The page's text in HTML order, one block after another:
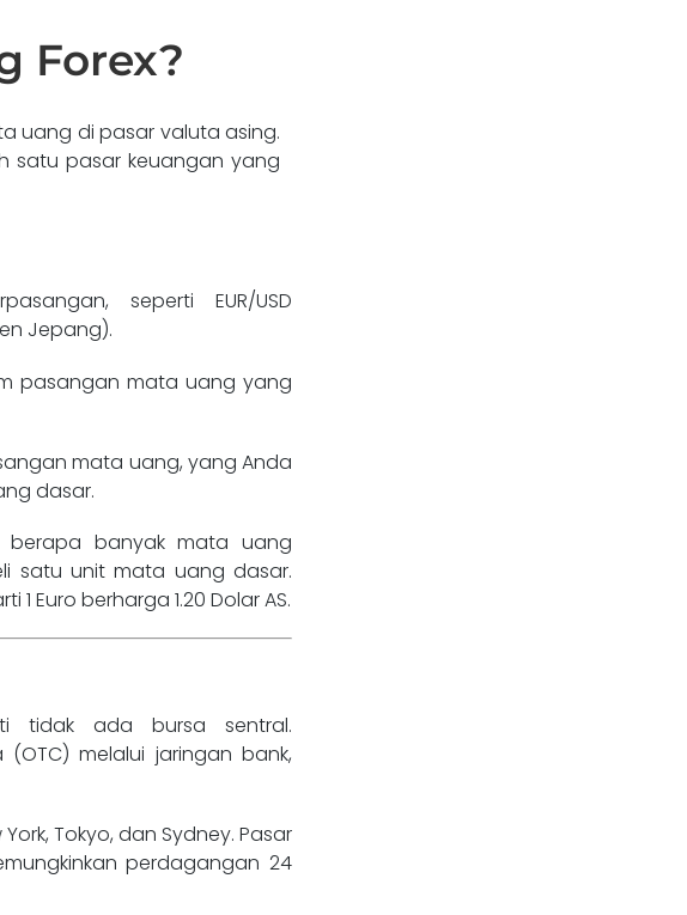
Forex?
uang di pasar valuta asing.
satu pasar keuangan yang
seperti EUR/USD
Jepang).
pasangan mata uang yang
mata uang, yang Anda
dasar.
berapa banyak mata uang
satu unit mata uang dasar.
1 Euro berharga 1.20 Dolar AS.
tidak ada bursa sentral.
melalui jaringan bank,
Tokyo, dan Sydney. Pasar
perdagangan 24